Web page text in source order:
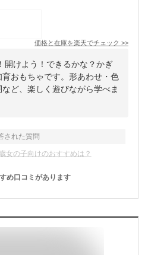
価格と在庫を楽天でチェック >>
開けよう！できるかな？かぎ
おもちゃです。形あわせ・色
ど、楽しく遊びながら学べま
された質問
女の子向けのおすすめは？
め口コミがあります